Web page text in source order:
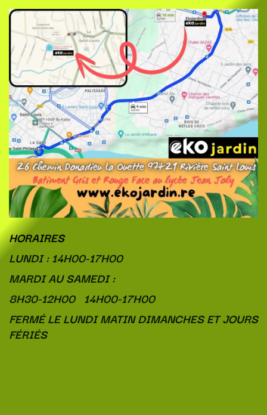
HORAIRES
LUNDI : 14H00-17H00
MARDI AU SAMEDI :
8H30-12H00 14H00-17H00
FERMÉ LE LUNDI MATIN DIMANCHES ET JOURS
FÉRIÉS